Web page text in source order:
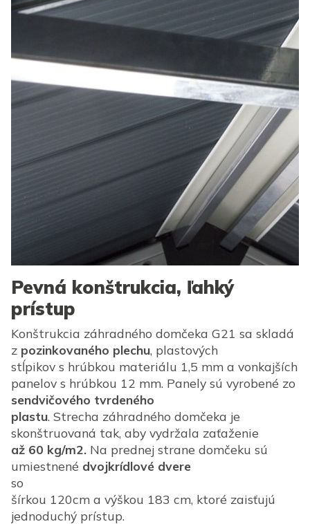
Pevná konštrukcia, ľahký
prístup
Konštrukcia záhradného domčeka G21 sa skladá
z pozinkovaného plechu, plastových
stĺpikov s hrúbkou materiálu 1,5 mm a vonkajších
panelov s hrúbkou 12 mm. Panely sú vyrobené zo
sendvičového tvrdeného
plastu. Strecha záhradného domčeka je
skonštruovaná tak, aby vydržala zaťaženie
až 60 kg/m2. Na prednej strane domčeku sú
umiestnené dvojkrídlové dvere
so
šírkou 120cm a výškou 183 cm, ktoré zaisťujú
jednoduchý prístup.